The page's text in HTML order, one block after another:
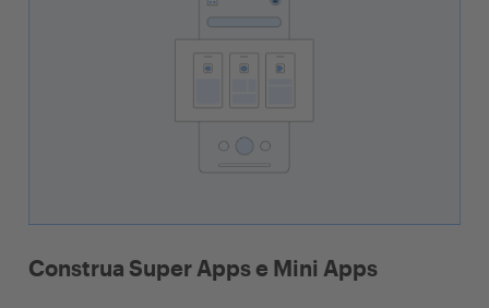
Construa Super Apps e Mini Apps